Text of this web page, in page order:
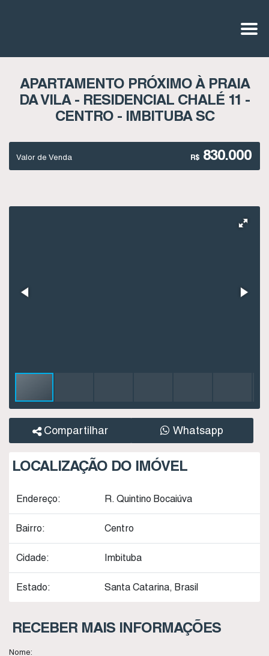
APARTAMENTO PRÓXIMO À PRAIA
DA VILA - RESIDENCIAL CHALÉ 11 -
CENTRO - IMBITUBA SC
R$ 830.000
Valor de Venda
Compartilhar Whatsapp
LOCALIZAÇÃO DO IMÓVEL
Endereço: R. Quintino Bocaiúva
Bairro: Centro
Cidade: Imbituba
Estado: Santa Catarina, Brasil
RECEBER MAIS INFORMAÇÕES
Nome: